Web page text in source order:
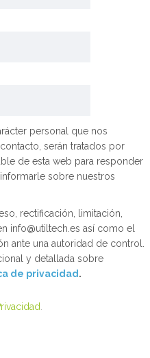
personal que nos
serán tratados por
de esta web para responder
sobre nuestros
rectificación, limitación,
info@utiltech.es así como el
ante una autoridad de control.
y detallada sobre
de privacidad .